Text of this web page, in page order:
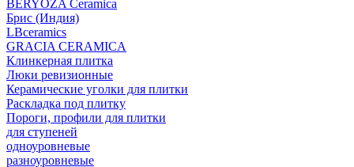
BERYOZA Ceramica
Брис (Индия)
LBceramics
GRACIA CERAMICA
Клинкерная плитка
Люки ревизионные
Керамические уголки для плитки
Раскладка под плитку
Пороги, профили для плитки
для ступеней
одноуровневые
разноуровневые